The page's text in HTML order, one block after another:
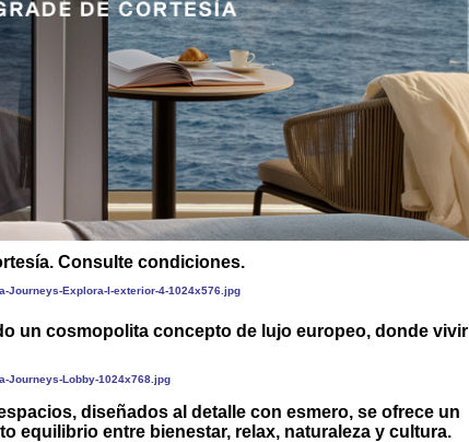
Consulte condiciones.
un cosmopolita concepto de lujo europeo, donde vivir
diseñados al detalle con esmero, se ofrece un
equilibrio entre bienestar, relax, naturaleza y cultura.